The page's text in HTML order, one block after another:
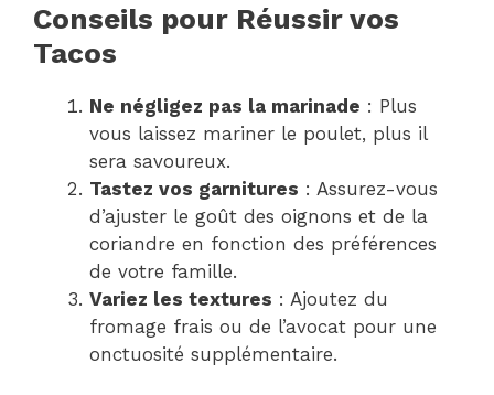
Conseils pour Réussir vos
Tacos
Ne négligez pas la marinade : Plus
vous laissez mariner le poulet, plus il
sera savoureux.
Tastez vos garnitures : Assurez-vous
d’ajuster le goût des oignons et de la
coriandre en fonction des préférences
de votre famille.
Variez les textures : Ajoutez du
fromage frais ou de l’avocat pour une
onctuosité supplémentaire.